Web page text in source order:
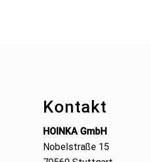
Kontakt
HOINKA GmbH
Nobelstraße 15